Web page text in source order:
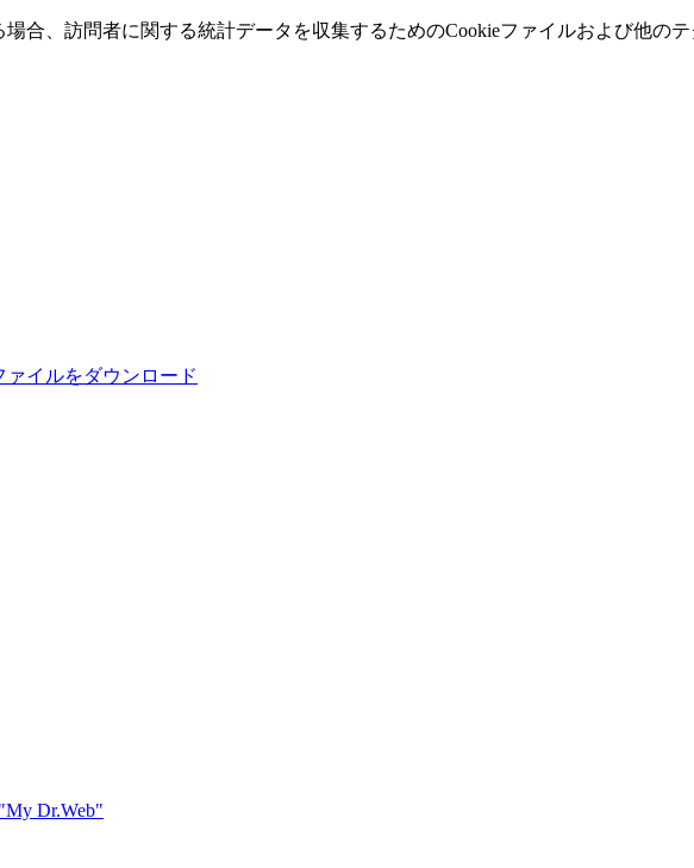
合、訪問者に関する統計データを収集するためのCookieファイルおよび他の
イルをダウンロード
Dr.Web"